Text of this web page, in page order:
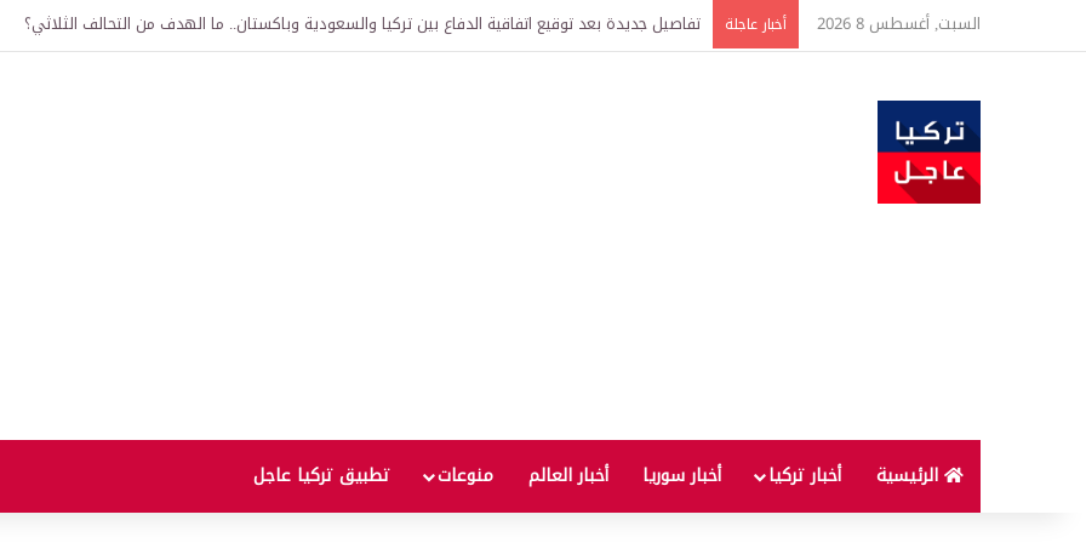
السبت, أغسطس 8 2026 أخبار عاجلة تفاصيل جديدة بعد توقيع اتفاقية الدفاع بين تركيا والسعودية وباكستان.. ما الهدف من التحالف الثلاثي؟
الرئيسية أخبار تركيا أخبار سوريا أخبار العالم منوعات تطبيق تركيا عاجل